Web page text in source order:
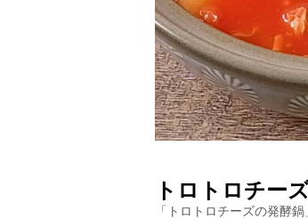
トロトロチー
「 トロトロチーズの発酵鍋